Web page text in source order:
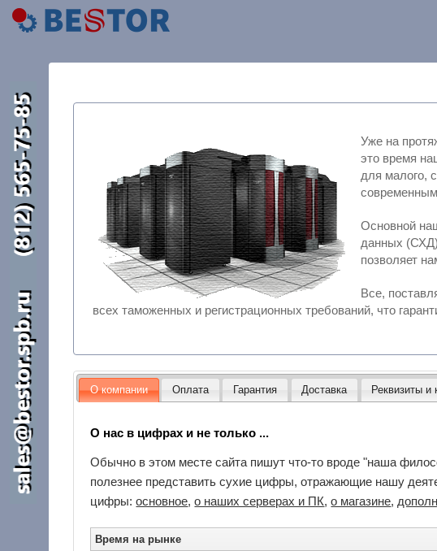
Уже на
это время
для малого, среднего и
Основной
данных (СХД). Тесное сотрудничество с ведущими производителями серверных компонентов
Все,
О компании Оплата Гарантия Доставка Реквизиты и
О нас в цифрах и не только ...
Обычно в этом месте сайта пишут что-то вроде "наша
полезнее представить сухие цифры, отражающие нашу
цифры:основное,о наших серверах и ПК,о магазине,
Время на рынке